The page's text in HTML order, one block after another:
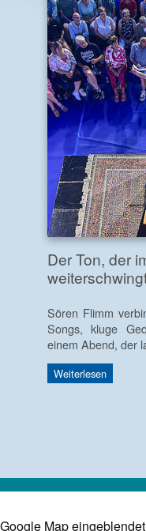
Der Ton, der
Sören Flimm
Songs, kluge
einem Abend, der
Weiterlesen
BitteAkzeptieren Sie die
um hier unsere Google Map